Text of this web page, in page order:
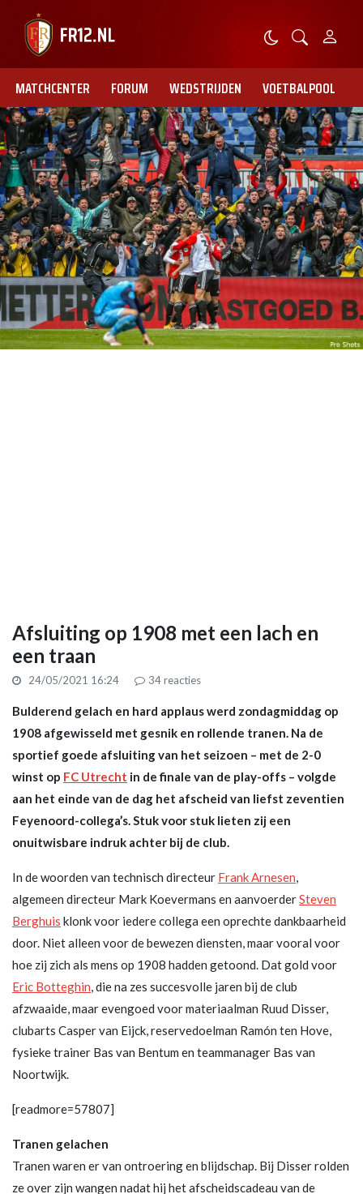
MATCHCENTER FORUM WEDSTRIJDEN VOETBALPOOL
Afsluiting op 1908 met een lach en
een traan
24/05/2021 16:24 34reacties
Bulderend gelach en hard applaus werd zondagmiddag op
1908 afgewisseld met gesnik en rollende tranen. Na de
sportief goede afsluiting van het seizoen – met de 2-0
winst op FC Utrecht in de finale van de play-offs – volgde
aan het einde van de dag het afscheid van liefst zeventien
Feyenoord-collega’s. Stuk voor stuk lieten zij een
onuitwisbare indruk achter bij de club.
In de woorden van technisch directeur Frank Arnesen,
algemeen directeur Mark Koevermans en aanvoerderSteven
Berghuis klonk voor iedere collega een oprechte dankbaarheid
door. Niet alleen voor de bewezen diensten, maar vooral voor
hoe zij zich als mens op 1908 hadden getoond. Dat gold voor
Eric Botteghin, die na zes succesvolle jaren bij de club
afzwaaide, maar evengoed voor materiaalman Ruud Disser,
clubarts Casper van Eijck, reservedoelman Ramón ten Hove,
fysieke trainer Bas van Bentum en teammanager Bas van
Noortwijk.
[readmore=57807]
Tranen gelachen
Tranen waren er van ontroering en blijdschap. Bij Disser rolden
ze over zijn wangen nadat hij het afscheidscadeau van de